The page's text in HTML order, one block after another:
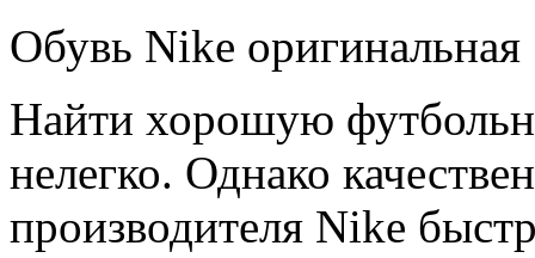
Обувь Nike оригинальная
Найти хорошую
нелегко. Однако
производителя Nike